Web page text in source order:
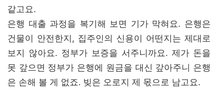
같고요.
은행 대출 과정을 복기해 보면 기가 막혀요. 은행은
건물이 안전한지, 집주인의 신용이 어떤지는 제대로
보지 않아요. 정부가 보증을 서주니까요. 제가 돈을
못 갚으면 정부가 은행에 원금을 대신 갚아주니 은행
은 손해 볼 게 없죠. 빚은 오로지 제 몫으로 남고요.